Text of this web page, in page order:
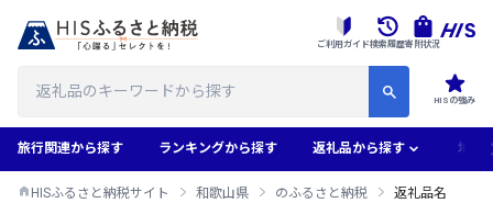
HISの強み
ご利用ガイド検索履歴寄附状況
旅行関連から探す ランキングから探す 返礼品から探す 地域
HISふるさと納税サイト 和歌山県 のふるさと納税 返礼品名